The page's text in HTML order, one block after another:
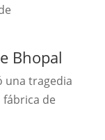
Bhopal
una tragedia
fábrica de